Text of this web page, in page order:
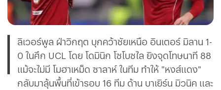
ลิเวอร์พูล ฝ่าวิกฤต บุกคว้าชัยเหนือ อินเตอร์ มิลาน 1-
0 ในศึก UCL โดย โดมินิก โซโบซไล ยิงจุดโทษนาที 88
แม้จะไม่มี โมฮาเหม็ด ซาลาห์ ในทีม ทำให้ "หงส์แดง"
กลับมาลุ้นพื้นที่เข้ารอบ 16 ทีม ด้าน บาเยิร์น มิวนิค และ